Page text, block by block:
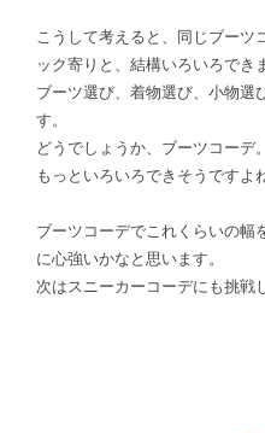
こうして考えると、同じブーツ
ック寄りと、結構いろいろでき
ブーツ選び、着物選び、小物選
す。
どうでしょうか、ブーツコーデ。
もっといろいろできそうですよ
ブーツコーデでこれくらいの幅
に心強いかなと思います。
次はスニーカーコーデにも挑戦